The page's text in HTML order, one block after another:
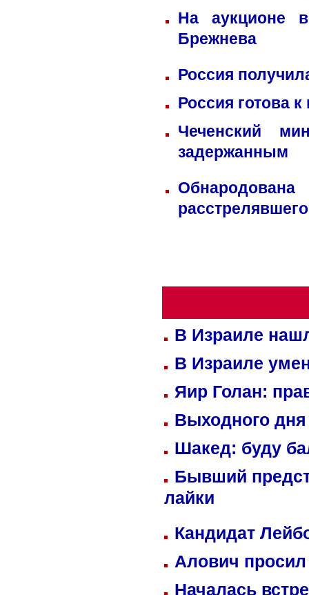
На аукционе
Брежнева
Россия
Россия готова
Чеченский
задержанным
В Израиле
В Израиле
Яир Голан:
Выходного
Шакед: буду
Бывший
лайки
Кандидат
Алович просил
Началась